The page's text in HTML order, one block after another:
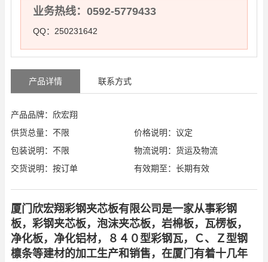
业务热线：0592-5779433
QQ：250231642
产品详情 联系方式
产品品牌：欣宏翔
供货总量：不限
价格说明：议定
包装说明：不限
物流说明：货运及物流
交货说明：按订单
有效期至：长期有效
厦门欣宏翔彩钢夹芯板有限公司是一家从事彩钢
板，彩钢夹芯板，泡沫夹芯板，岩棉板，瓦楞板，
净化板，净化铝材，８４０型彩钢瓦，Ｃ、Ｚ型钢
檩条等建材的加工生产和销售，在厦门有着十几年